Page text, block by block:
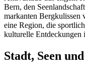
Bern, den
markanten Bergkulissen
eine Region, die
kulturelle Entdeckungen
Stadt, Seen